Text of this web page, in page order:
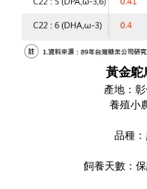
黃金鴕
產地：彰
養殖小
品種：
飼養天數：